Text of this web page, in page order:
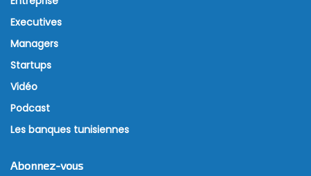
Le comité régional d’octroi des avantages dans le
domaine agricole à Gabès a approuvé, depuis le
début de l’année, 54 projets de catégories A et B, qui
seront réalisés moyennant un investissement total
de près de 5,5 millions de dinars.
Ces projets, auxquels des subventions d’un montant
de 1,7 million de dinars ont été octroyées, sont
pêche et des services agricoles et vont permettre la